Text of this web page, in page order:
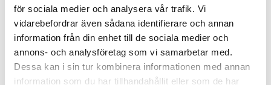
för sociala medier och analysera vår trafik. Vi
vidarebefordrar även sådana identifierare och annan
information från din enhet till de sociala medier och
annons- och analysföretag som vi samarbetar med.
Dessa kan i sin tur kombinera informationen med annan
information som du har tillhandahållit eller som de har
Måttanpassat
Glasparti
Solo B-parti
Glas